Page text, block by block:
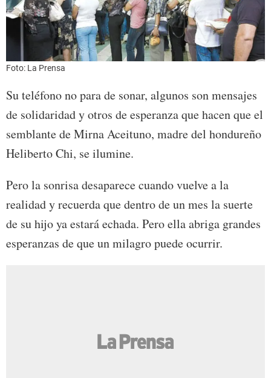
Foto: La Prensa
Su teléfono no para de sonar, algunos son mensajes
de solidaridad y otros de esperanza que hacen que el
semblante de Mirna Aceituno, madre del hondureño
Heliberto Chi, se ilumine.
Pero la sonrisa desaparece cuando vuelve a la
realidad y recuerda que dentro de un mes la suerte
de su hijo ya estará echada. Pero ella abriga grandes
esperanzas de que un milagro puede ocurrir.